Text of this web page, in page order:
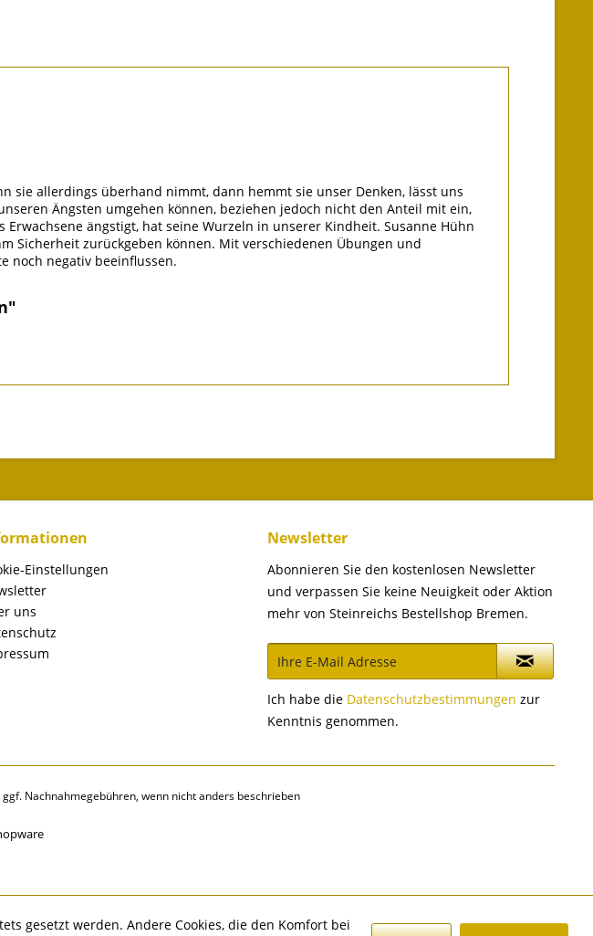
sie allerdings überhand nimmt, dann hemmt sie unser Denken, lässt uns
Ängsten umgehen können, beziehen jedoch nicht den Anteil mit ein,
ängstigt, hat seine Wurzeln in unserer Kindheit. Susanne Hühn
Sicherheit zurückgeben können. Mit verschiedenen Übungen und
noch negativ beeinflussen.
Einstellungen
uns
Newsletter
Abonnieren Sie den kostenlosen Newsletter
und verpassen Sie keine Neuigkeit oder Aktion
mehr von Steinreichs Bestellshop Bremen.
Ich habe die Datenschutzbestimmungen zur
Kenntnis genommen.
Nachnahmegebühren, wenn nicht anders beschrieben
gesetzt werden. Andere Cookies, die den Komfort bei